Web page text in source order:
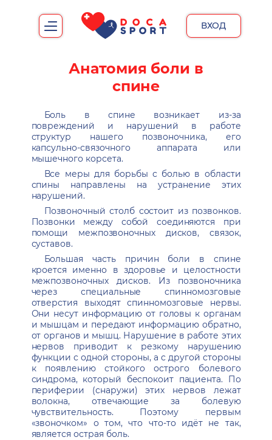
ВХОД
Анатомия боли в
спине
Боль в спине возникает из-за
повреждений и нарушений в работе
структур нашего позвоночника, его
капсульно-связочного аппарата или
мышечного корсета.
Все меры для борьбы с болью в области
спины направлены на устранение этих
нарушений.
Позвоночный столб состоит из позвонков.
Позвонки между собой соединяются при
помощи межпозвоночных дисков, связок,
суставов.
Большая часть причин боли в спине
кроется именно в здоровье и целостности
межпозвоночных дисков. Из позвоночника
через специальные спинномозговые
отверстия выходят спинномозговые нервы.
Они несут информацию от головы к органам
и мышцам и передают информацию обратно,
от органов и мышц. Нарушение в работе этих
нервов приводит к резкому нарушению
функции с одной стороны, а с другой стороны
к появлению стойкого острого болевого
синдрома, который беспокоит пациента. По
периферии (снаружи) этих нервов лежат
волокна, отвечающие за болевую
чувствительность. Поэтому первым
«звоночком» о том, что что-то идёт не так,
является острая боль.